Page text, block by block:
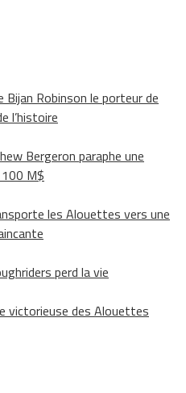
Robinson le porteur de
l’histoire
Bergeron paraphe une
M$
les Alouettes vers une
perd la vie
victorieuse des Alouettes